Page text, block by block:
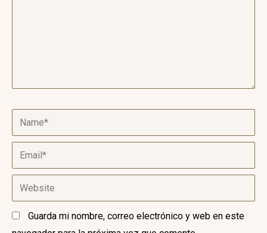
Name*
Email*
Website
Guarda mi nombre, correo electrónico y web en este